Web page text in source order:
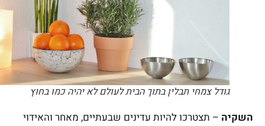
גודל צמחי תבלין בתוך הבית לעולם לא יהיה כמו בחוץ
השקיה– תצטרכו להיות עדינים שבעתיים, מאחר והאידוי